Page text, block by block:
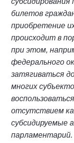
билетов
приобретение
происходит в
при этом,
федерального
затягиваться
многих
отсутствием
субсидируемые
парламентарий.